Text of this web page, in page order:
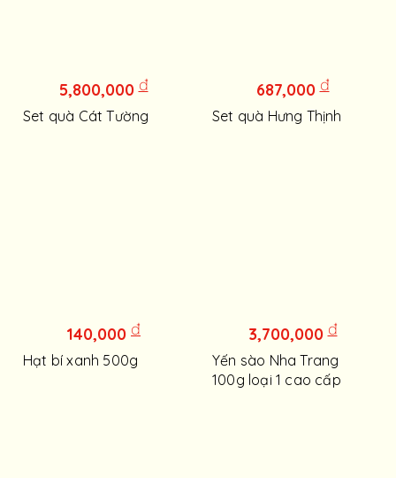
5,800,000 đ
Set quà Cát Tường
687,000 đ
Set quà Hưng Thịnh
140,000 đ
Hạt bí xanh 500g
3,700,000 đ
Yến sào Nha Trang
100g loại 1 cao cấp